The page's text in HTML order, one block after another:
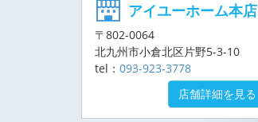
アイユーホーム本店
〒802-0064
北九州市小倉北区片野5-3-10
tel： 093-923-3778
店舗詳細を見る